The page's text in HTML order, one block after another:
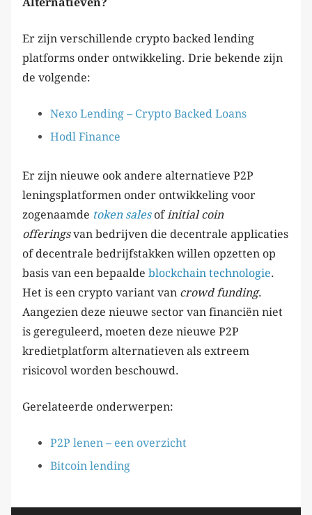
Er zijn verschillende crypto backed lending
platforms onder ontwikkeling. Drie bekende zijn
de volgende:
Nexo Lending – Crypto Backed Loans
Hodl Finance
Er zijn nieuwe ook andere alternatieve P2P
leningsplatformen onder ontwikkeling voor
zogenaamde token salesofinitial coin
offeringsvan bedrijven die decentrale applicaties
of decentrale bedrijfstakken willen opzetten op
basis van een bepaalde blockchain technologie.
Het is een crypto variant van crowd funding.
Aangezien deze nieuwe sector van financiën niet
is gereguleerd, moeten deze nieuwe P2P
kredietplatform alternatieven als extreem
risicovol worden beschouwd.
Gerelateerde onderwerpen:
P2P lenen – een overzicht
Bitcoin lending